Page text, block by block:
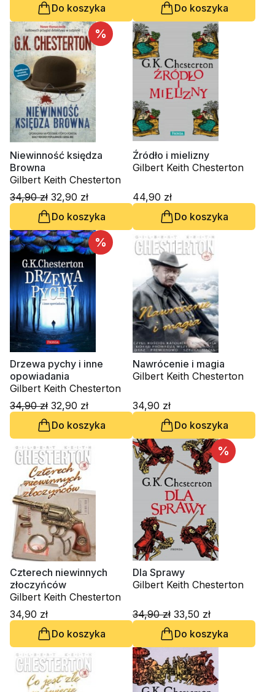
Do koszyka Do koszyka
%
Niewinność księdza
Browna
Gilbert Keith Chesterton
34,90 zł 32,90 zł
Do koszyka
Źródło i mielizny
Gilbert Keith Chesterton
44,90 zł
Do koszyka
%
Drzewa pychy i inne
opowiadania
Gilbert Keith Chesterton
34,90 zł 32,90 zł
Do koszyka
Nawrócenie i magia
Gilbert Keith Chesterton
34,90 zł
Do koszyka
Czterech niewinnych
złoczyńców
Gilbert Keith Chesterton
34,90 zł
Do koszyka
%
Dla Sprawy
Gilbert Keith Chesterton
34,90 zł 33,50 zł
Do koszyka